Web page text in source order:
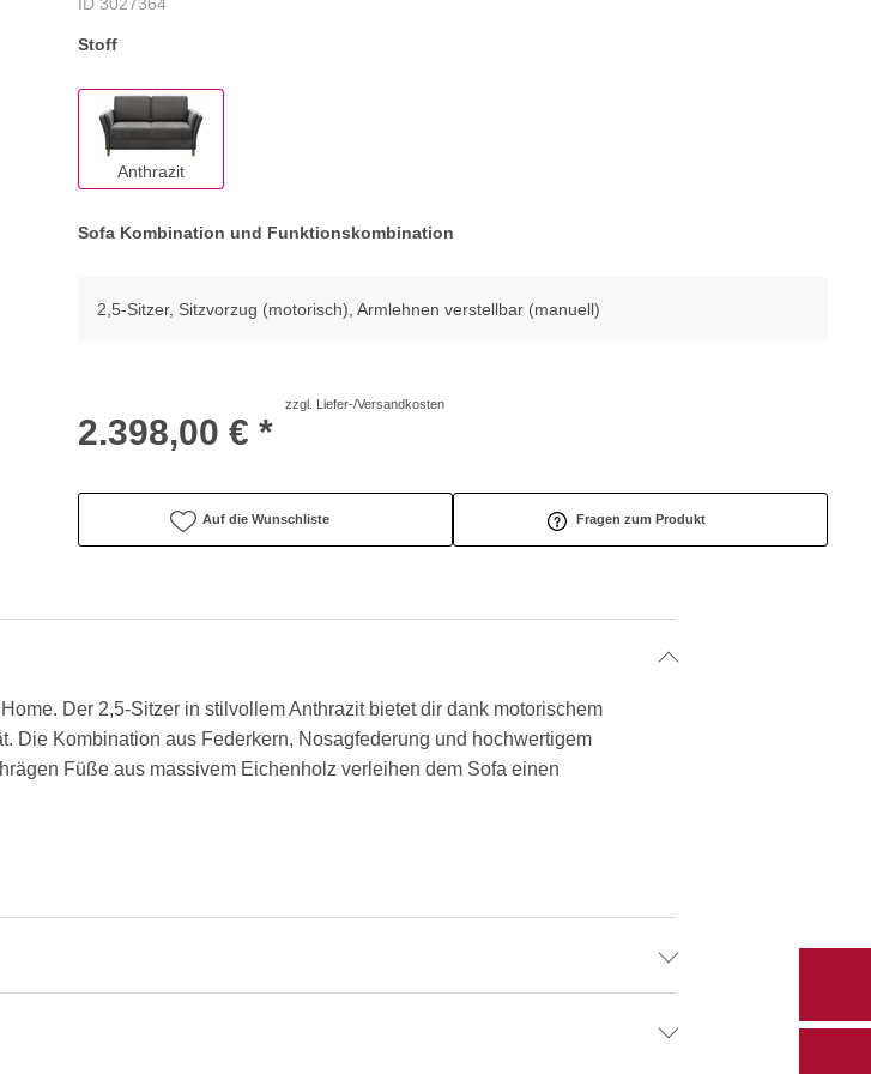
Stoff
Anthrazit
Sofa Kombination und Funktionskombination
2,5-Sitzer, Sitzvorzug (motorisch), Armlehnen verstellbar (manuell)
2.398,00 € *
zzgl. Liefer-/Versandkosten
Auf die Wunschliste Fragen zum Produkt
Der 2,5-Sitzer in stilvollem Anthrazit bietet dir dank motorischem
Die Kombination aus Federkern, Nosagfederung und hochwertigem
Füße aus massivem Eichenholz verleihen dem Sofa einen